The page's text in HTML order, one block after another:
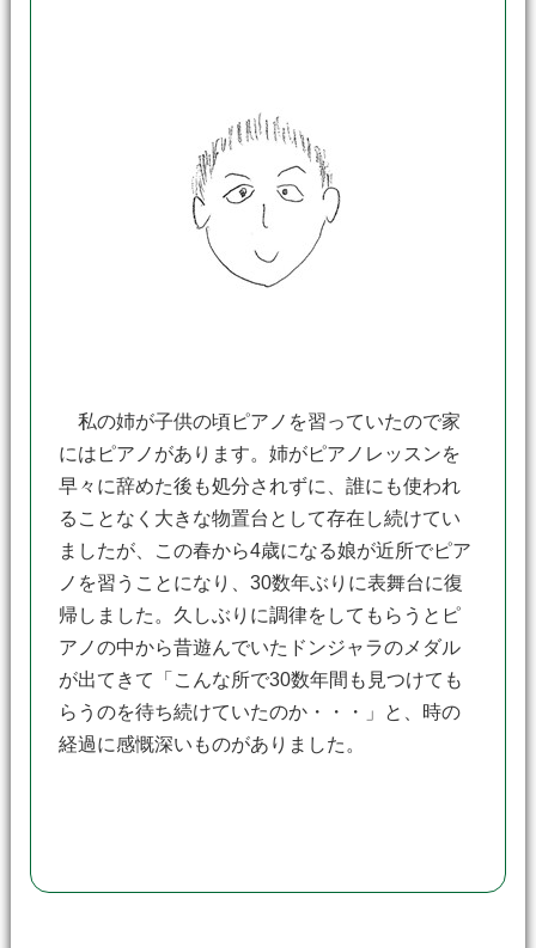
私の姉が子供の頃ピアノを習っていたので家
にはピアノがあります。姉がピアノレッスンを
早々に辞めた後も処分されずに、誰にも使われ
ることなく大きな物置台として存在し続けてい
ましたが、この春から4歳になる娘が近所でピア
ノを習うことになり、30数年ぶりに表舞台に復
帰しました。久しぶりに調律をしてもらうとピ
アノの中から昔遊んでいたドンジャラのメダル
が出てきて「こんな所で30数年間も見つけても
らうのを待ち続けていたのか・・・」と、時の
経過に感慨深いものがありました。